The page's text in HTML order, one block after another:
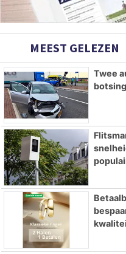
MEEST GELEZEN
Twee